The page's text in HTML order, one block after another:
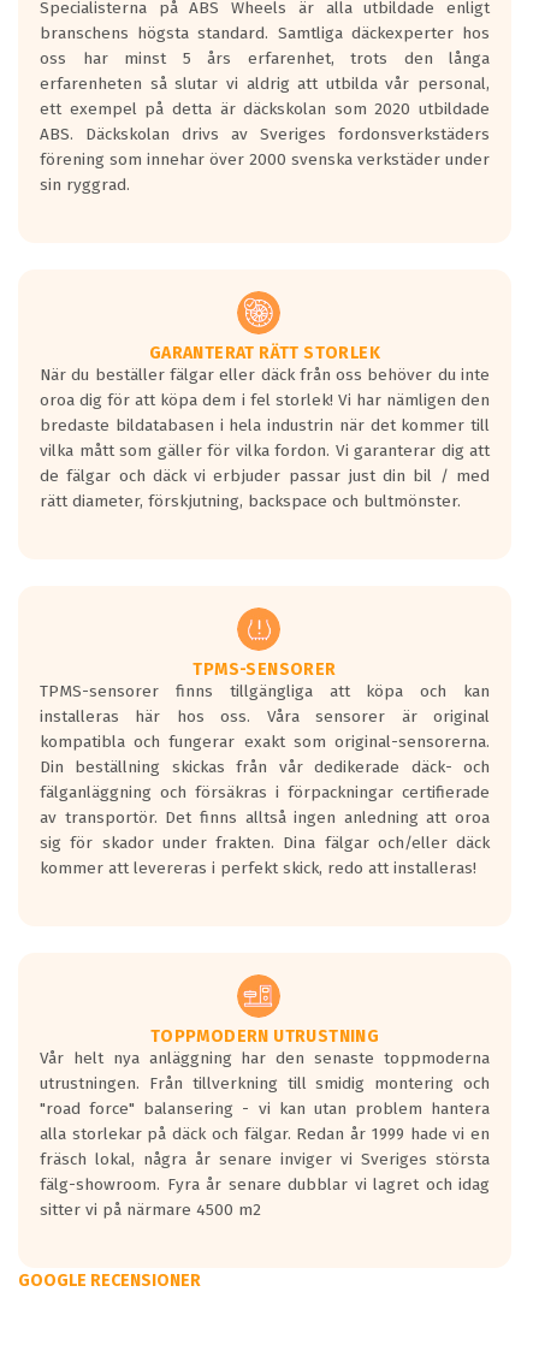
längsta.
Inga D eller G betyg delas ut för
personbilar och lätta lastbilar.
Betyget sätts efter ett test där däcken
skall bromsa in på en väg där det ligger
0.5-1.5 mm vatten.
I 80km/h kommer skillnaden på
Vid körning i över 50km/h brukar
rullmotståndets ljud överträffa
motorljudet.
På däckmärkningen kommer det finnas
en symbol av ett däck med vågar. Hög
bullernivå markeras med svarta vågor
medans de vita vågorna påvisar om det är
ett tyst däck.
regelverket som introduceras år 2016.
Ett däck med två svarta vågor är redan
godkända för år 2016 nya regelverk.
Ett däck med en svart våg kommer vara
minst tre decibel tystare än det
regelverk som börjar gälla 2016.
Specialisterna på ABS Wheels är alla utbildade enligt
branschens högsta standard. Samtliga däckexperter hos
oss har minst 5 års erfarenhet, trots den långa
erfarenheten så slutar vi aldrig att utbilda vår personal,
ett exempel på detta är däckskolan som 2020 utbildade
ABS. Däckskolan drivs av Sveriges fordonsverkstäders
förening som innehar över 2000 svenska verkstäder under
sin ryggrad.
GARANTERAT RÄTT STORLEK
När du beställer fälgar eller däck från oss behöver du inte
oroa dig för att köpa dem i fel storlek! Vi har nämligen den
bredaste bildatabasen i hela industrin när det kommer till
vilka mått som gäller för vilka fordon. Vi garanterar dig att
de fälgar och däck vi erbjuder passar just din bil / med
rätt diameter, förskjutning, backspace och bultmönster.
TPMS-SENSORER
TPMS-sensorer finns tillgängliga att köpa och kan
installeras här hos oss. Våra sensorer är original
kompatibla och fungerar exakt som original-sensorerna.
Din beställning skickas från vår dedikerade däck- och
fälganläggning och försäkras i förpackningar certifierade
av transportör. Det finns alltså ingen anledning att oroa
sig för skador under frakten. Dina fälgar och/eller däck
kommer att levereras i perfekt skick, redo att installeras!
TOPPMODERN UTRUSTNING
Vår helt nya anläggning har den senaste toppmoderna
utrustningen. Från tillverkning till smidig montering och
"road force" balansering - vi kan utan problem hantera
alla storlekar på däck och fälgar. Redan år 1999 hade vi en
fräsch lokal, några år senare inviger vi Sveriges största
fälg-showroom. Fyra år senare dubblar vi lagret och idag
sitter vi på närmare 4500 m2
GOOGLE RECENSIONER